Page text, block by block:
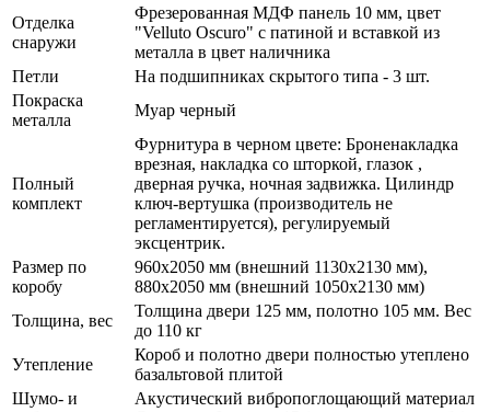
Отделка
снаружи
Фрезерованная МДФ панель 10 мм, цвет
"Velluto Oscuro" с патиной и вставкой из
металла в цвет наличника
Петли
На подшипниках скрытого типа - 3 шт.
Покраска
металла
Муар черный
Полный
комплект
Фурнитура в черном цвете: Броненакладка
врезная, накладка со шторкой, глазок ,
дверная ручка, ночная задвижка. Цилиндр
ключ-вертушка (производитель не
регламентируется), регулируемый
эксцентрик.
Размер по
коробу
960х2050 мм (внешний 1130х2130 мм),
880х2050 мм (внешний 1050х2130 мм)
Толщина, вес
Толщина двери 125 мм, полотно 105 мм. Вес
до 110 кг
Утепление
Короб и полотно двери полностью утеплено
базальтовой плитой
Шумо- и
Акустический вибропоглощающий материал